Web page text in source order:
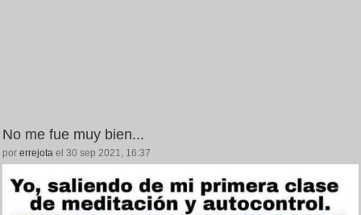
No me fue muy bien...
por errejota el 30 sep 2021, 16:37